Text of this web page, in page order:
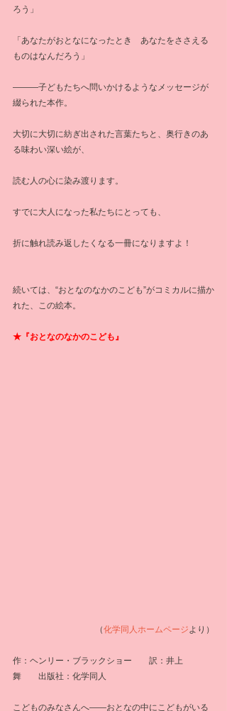
ろう」
「あなたがおとなになったとき　あなたをささえる
ものはなんだろう」
―――子どもたちへ問いかけるようなメッセージが
綴られた本作。
大切に大切に紡ぎ出された言葉たちと、奥行きのあ
る味わい深い絵が、
読む人の心に染み渡ります。
すでに大人になった私たちにとっても、
折に触れ読み返したくなる一冊になりますよ！
続いては、“おとなのなかのこども”がコミカルに描か
れた、この絵本。
★『おとなのなかのこども』
（化学同人ホームページより）
作：ヘンリー・ブラックショー　　訳：井上
舞　　出版社：化学同人
こどものみなさんへ――おとなの中にこどもがいる